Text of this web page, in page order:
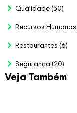
Qualidade(50)
Recursos Humanos
Restaurantes (6)
Segurança (20)
Veja Também